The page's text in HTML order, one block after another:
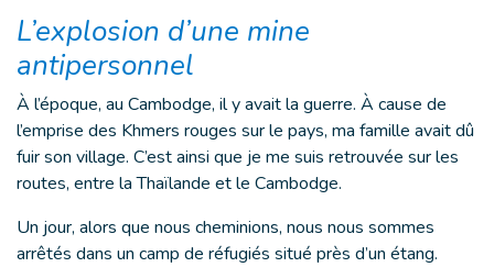
L’explosion d’une mine
antipersonnel
À l’époque, au Cambodge, il y avait la guerre. À cause de
l’emprise des Khmers rouges sur le pays, ma famille avait dû
fuir son village. C’est ainsi que je me suis retrouvée sur les
routes, entre la Thaïlande et le Cambodge.
Un jour, alors que nous cheminions, nous nous sommes
arrêtés dans un camp de réfugiés situé près d’un étang.